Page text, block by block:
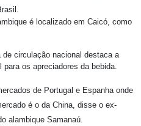
é localizado em Caicó, como
circulação nacional destaca a
os apreciadores da bebida.
de Portugal e Espanha onde
é o da China, disse o ex-
alambique Samanaú.